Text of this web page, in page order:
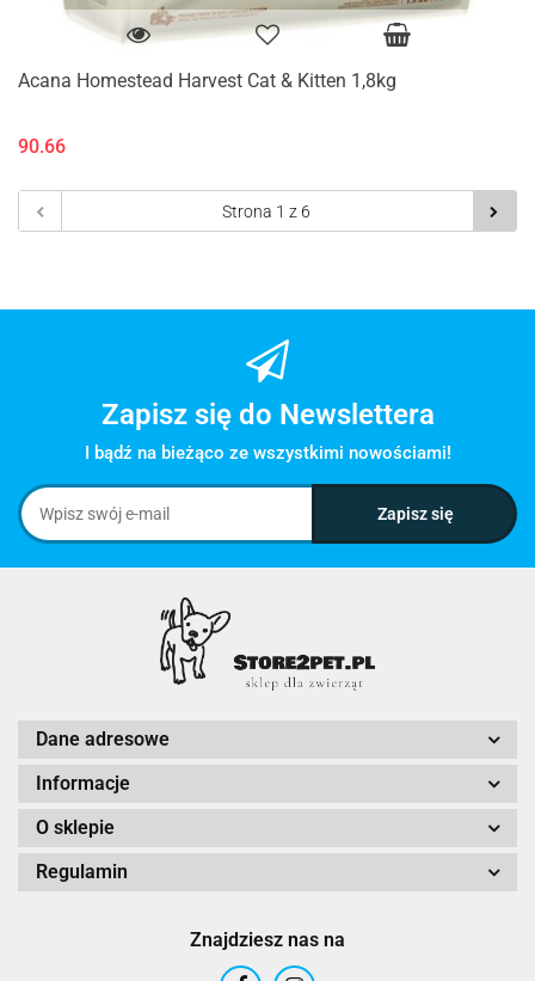
Acana Homestead Harvest Cat & Kitten 1,8kg
90.66
Zapisz się do Newslettera
I bądź na bieżąco ze wszystkimi nowościami!
Dane adresowe
Informacje
O sklepie
Regulamin
Znajdziesz nas na